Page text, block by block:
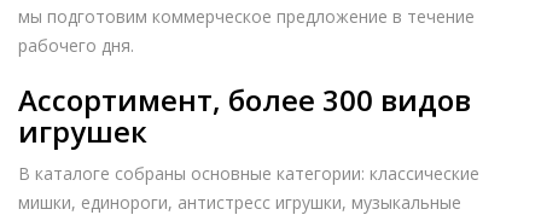
мы подготовим коммерческое предложение в течение
рабочего дня.
Ассортимент, более 300 видов
игрушек
В каталоге собраны основные категории: классические
мишки, единороги, антистресс игрушки, музыкальные